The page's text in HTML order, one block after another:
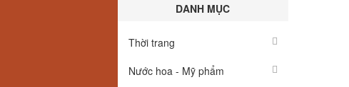
DANH MỤC
Thời trang
Nước hoa - Mỹ phẩm